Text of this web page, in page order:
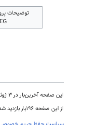
توضیحات
این صفحه آخرین‌بار در ‏۳ ژوئن ۲۰۲۴ ساعت ‏۱۹:۲۷ ویرایش شده است.
از این صفحه ۱۹۶بار بازدید شده است.